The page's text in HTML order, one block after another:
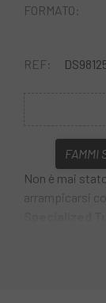
FORMATO:
REF:
FAMMI
Non è mai
arrampicarsi
più potenza,